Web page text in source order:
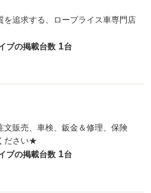
追求する、ロープライス車専門店
ブの掲載台数 1台
文販売、車検、鈑金＆修理、保険
ださい★
ブの掲載台数 1台